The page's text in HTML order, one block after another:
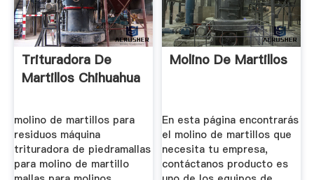
Trituradora De
Martillos Chihuahua
molino de martillos para
residuos máquina
trituradora de piedramallas
para molino de martillo
Molino De Martillos
En esta página encontrarás
el molino de martillos que
necesita tu empresa,
contáctanos producto es